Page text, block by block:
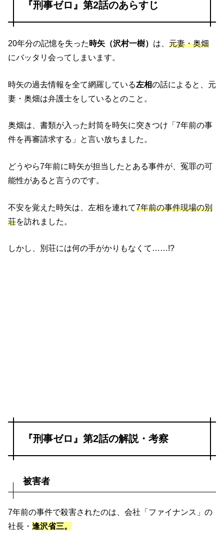
『刑事ゼロ』第2話のあらすじ
20年分の記憶を失った 時矢（沢村一樹） は、 元妻・奥畑
にバッタリ会ってしまいます。
時矢の過去情報を全て網羅している左相の話によると、元
妻・奥畑は弁護士をしているとのこと。
奥畑は、書類が入った封筒を時矢に突きつけ「7年前の事
件を再審請求する」と言い放ちました。
どうやら7年前に時矢が担当したとある事件が、冤罪の可
能性があると言うのです。
不安を覚えた時矢は、左相を連れて7年前の事件現場の別
荘を訪れました。
しかし、別荘には何の手がかりもなくて……!?
『刑事ゼロ』第2話の解説・考察
被害者
7年前の事件で殺害されたのは、会社「ファイナンス」の
社長・ 逢沢省三。